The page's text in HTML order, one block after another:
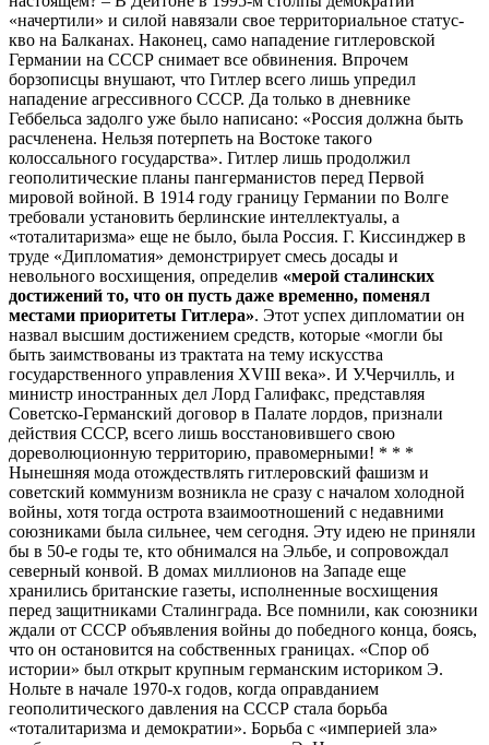
«начертили» и силой навязали свое территориальное статус-
кво на Балканах. Наконец, само нападение гитлеровской
Германии на СССР снимает все обвинения. Впрочем
борзописцы внушают, что Гитлер всего лишь упредил
нападение агрессивного СССР. Да только в дневнике
Геббельса задолго уже было написано: «Россия должна быть
расчленена. Нельзя потерпеть на Востоке такого
колоссального государства». Гитлер лишь продолжил
геополитические планы пангерманистов перед Первой
мировой войной. В 1914 году границу Германии по Волге
требовали установить берлинские интеллектуалы, а
«тоталитаризма» еще не было, была Россия. Г. Киссинджер в
труде «Дипломатия» демонстрирует смесь досады и
невольного восхищения, определив «мерой сталинских
достижений то, что он пусть даже временно, поменял
местами приоритеты Гитлера». Этот успех дипломатии он
назвал высшим достижением средств, которые «могли бы
быть заимствованы из трактата на тему искусства
государственного управления ХVIII века». И У.Черчилль, и
министр иностранных дел Лорд Галифакс, представляя
Советско-Германский договор в Палате лордов, признали
действия СССР, всего лишь восстановившего свою
дореволюционную территорию, правомерными! * * *
Нынешняя мода отождествлять гитлеровский фашизм и
советский коммунизм возникла не сразу с началом холодной
войны, хотя тогда острота взаимоотношений с недавними
союзниками была сильнее, чем сегодня. Эту идею не приняли
бы в 50-е годы те, кто обнимался на Эльбе, и сопровождал
северный конвой. В домах миллионов на Западе еще
хранились британские газеты, исполненные восхищения
перед защитниками Сталинграда. Все помнили, как союзники
ждали от СССР объявления войны до победного конца, боясь,
что он остановится на собственных границах. «Спор об
истории» был открыт крупным германским историком Э.
Нольте в начале 1970-х годов, когда оправданием
геополитического давления на СССР стала борьба
«тоталитаризма и демократии». Борьба с «империей зла»